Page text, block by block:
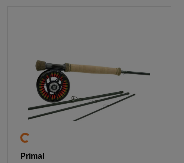
Primal